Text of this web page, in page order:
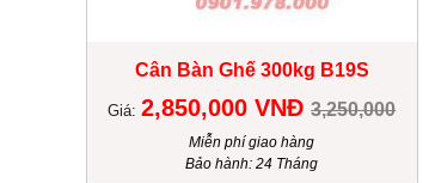
Cân Bàn Ghế 300kg B19S
Giá:2,850,000 VNĐ3,250,000
Miễn phí giao hàng
Bảo hành: 24 Tháng